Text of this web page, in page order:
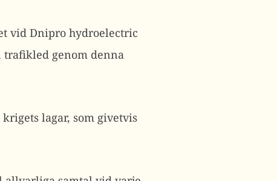
vid Dnipro hydroelectric
trafikled genom denna
lagar, som givetvis